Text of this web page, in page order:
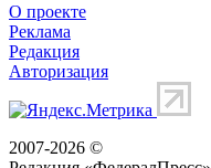
О проекте
Реклама
Редакция
Авторизация
2007-2026 ©